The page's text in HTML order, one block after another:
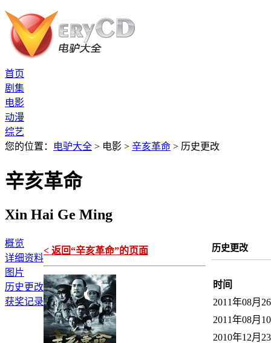
首页
剧集
电影
动漫
综艺
您的位置：
电驴大全 > 电影 > 辛亥革命 > 历史更改
辛亥革命
Xin Hai Ge Ming
概览
详细资料
图片
历史更改
获奖记录
历史更改
时间
2011年08月
2011年08月
2010年12月
< 返回“辛亥革命”的页面